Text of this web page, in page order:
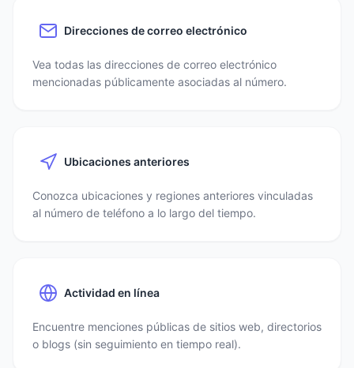
Direcciones de correo electrónico
Vea todas las direcciones de correo electrónico
mencionadas públicamente asociadas al número.
Ubicaciones anteriores
Conozca ubicaciones y regiones anteriores vinculadas
al número de teléfono a lo largo del tiempo.
Actividad en línea
Encuentre menciones públicas de sitios web, directorios
o blogs (sin seguimiento en tiempo real).